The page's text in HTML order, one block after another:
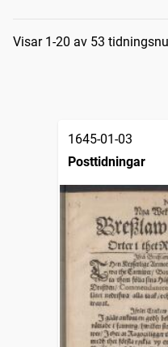
Visar 1-20 av 53
1645-01-03
Posttidningar